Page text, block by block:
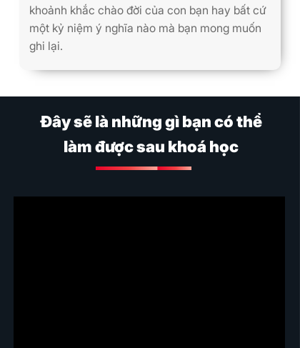
khoảnh khắc chào đời của con bạn hay bất cứ
một kỷ niệm ý nghĩa nào mà bạn mong muốn
ghi lại.
Đây sẽ là những gì bạn có thể
làm được sau khoá học